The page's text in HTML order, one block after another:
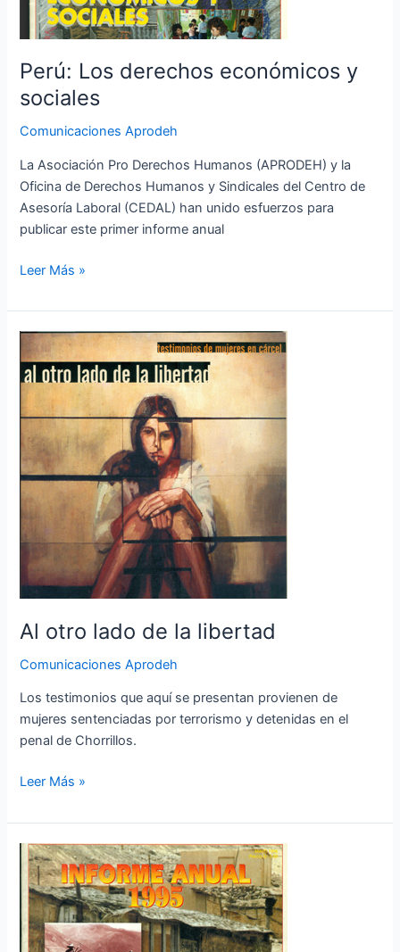
Perú: Los derechos económicos y
sociales
Comunicaciones Aprodeh
La Asociación Pro Derechos Humanos (APRODEH) y la
Oficina de Derechos Humanos y Sindicales del Centro de
Asesoría Laboral (CEDAL) han unido esfuerzos para
publicar este primer informe anual
Leer Más »
Al otro lado de la libertad
Comunicaciones Aprodeh
Los testimonios que aquí se presentan provienen de
mujeres sentenciadas por terrorismo y detenidas en el
penal de Chorrillos.
Al
otro
lado
libertad
Leer Más »
Informe
DESC